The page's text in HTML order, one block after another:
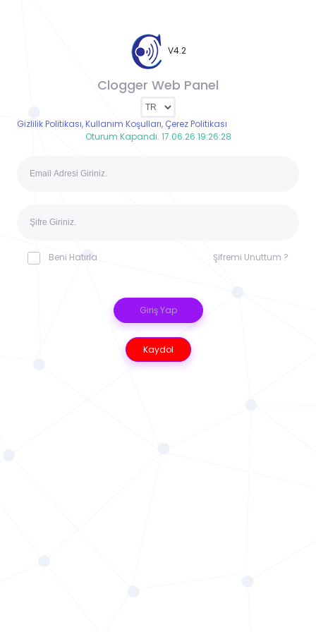
V4.2
Clogger Web Panel
Gizlilik Politikası, Kullanım Koşulları, Çerez Politikası
Oturum Kapandı. 17.06.26 19:26:28
Beni Hatırla Şifremi Unuttum ?
Giriş Yap
Kaydol